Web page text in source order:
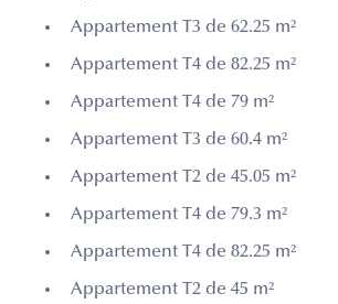
Appartement T3 de 62.25 m²
Appartement T4 de 82.25 m²
Appartement T4 de 79 m²
Appartement T3 de 60.4 m²
Appartement T2 de 45.05 m²
Appartement T4 de 79.3 m²
Appartement T4 de 82.25 m²
Appartement T2 de 45 m²